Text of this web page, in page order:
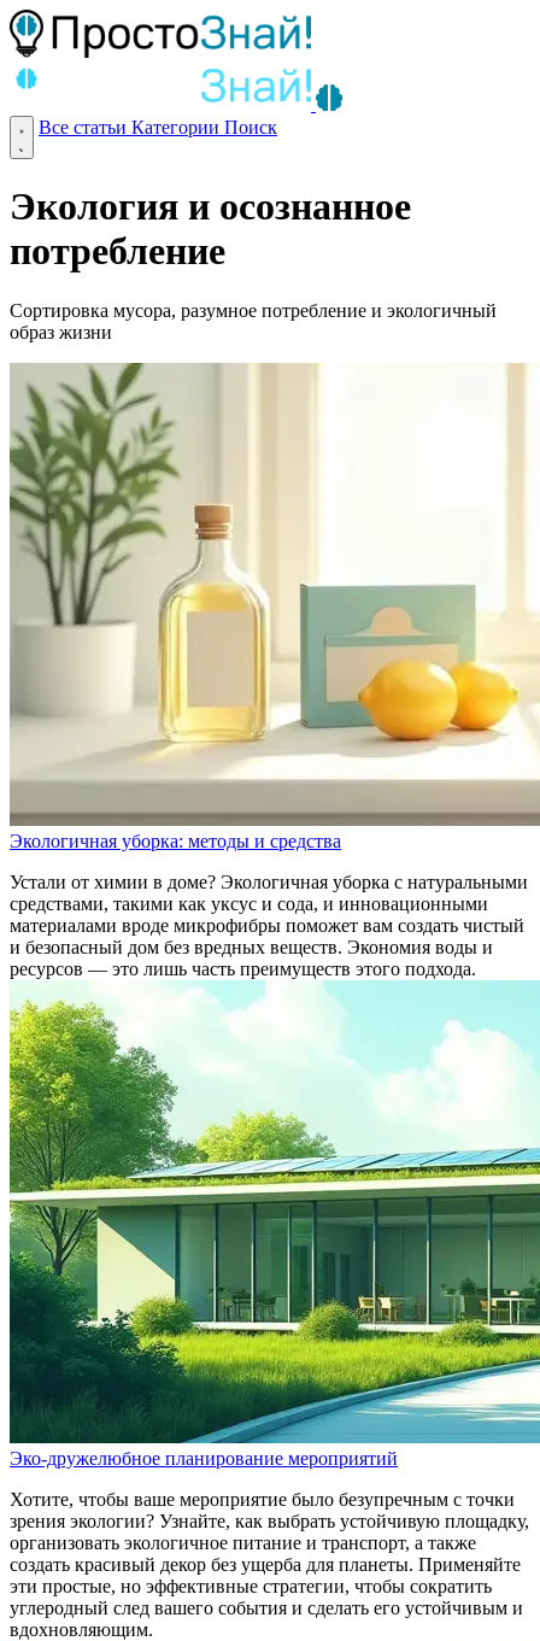
Все статьи Категории Поиск
Экология и осознанное
потребление
Сортировка мусора, разумное потребление и экологичный
образ жизни
Экологичная уборка: методы и средства
Устали от химии в доме? Экологичная уборка с натуральными
средствами, такими как уксус и сода, и инновационными
материалами вроде микрофибры поможет вам создать чистый
и безопасный дом без вредных веществ. Экономия воды и
ресурсов — это лишь часть преимуществ этого подхода.
Эко-дружелюбное планирование мероприятий
Хотите, чтобы ваше мероприятие было безупречным с точки
зрения экологии? Узнайте, как выбрать устойчивую площадку,
организовать экологичное питание и транспорт, а также
создать красивый декор без ущерба для планеты. Применяйте
эти простые, но эффективные стратегии, чтобы сократить
углеродный след вашего события и сделать его устойчивым и
вдохновляющим.